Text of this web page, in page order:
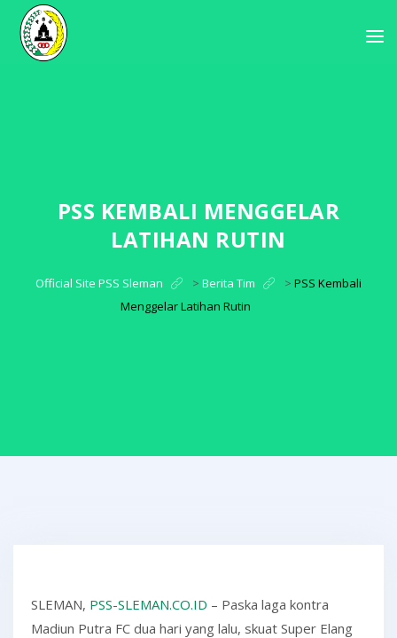
PSS KEMBALI MENGGELAR
LATIHAN RUTIN
Official Site PSS Sleman > Berita Tim > PSS Kembali
Menggelar Latihan Rutin
SLEMAN, PSS-SLEMAN.CO.ID – Paska laga kontra
Madiun Putra FC dua hari yang lalu, skuat Super Elang